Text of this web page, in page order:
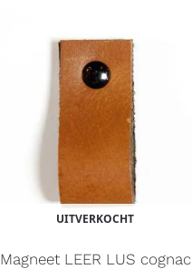
UITVERKOCHT
Magneet LEER LUS cognac